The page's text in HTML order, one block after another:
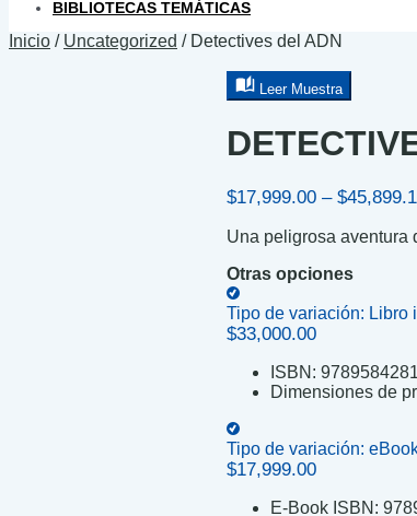
BIBLIOTECAS TEMÁTICAS
Inicio / Uncategorized / Detectives del ADN
Leer Muestra
$17,999.00 – $
Una peligrosa aventura
Otras opciones
Tipo de variación: Libro
$33,000.00
ISBN:
Dimensiones de
Tipo de variación:
$17,999.00
E-Book ISBN: